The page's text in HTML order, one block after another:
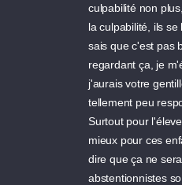
culpabilité non
la culpabilité, ils
sais que c'est pas
regardant ça, je
j'aurais votre
tellement peu
Surtout pour
mieux pour ces
dire que ça ne
abstentionnistes